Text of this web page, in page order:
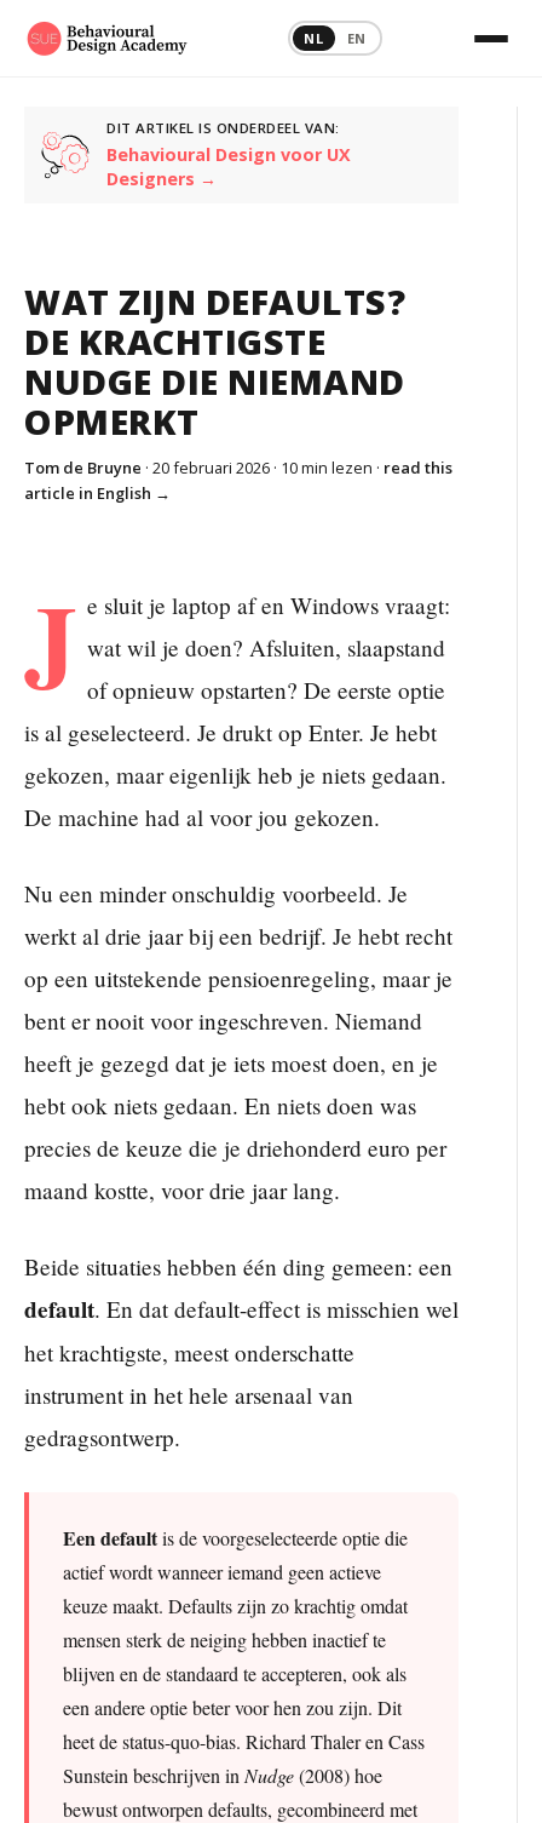
NL EN
DIT ARTIKEL IS ONDERDEEL VAN:
Behavioural Design voor UX
Designers →
WAT ZIJN DEFAULTS?
DE KRACHTIGSTE
NUDGE DIE NIEMAND
OPMERKT
Tom de Bruyne · 20 februari 2026 · 10 min lezen · read this
article in English →
J e sluit je laptop af en Windows vraagt:
wat wil je doen? Afsluiten, slaapstand
of opnieuw opstarten? De eerste optie
is al geselecteerd. Je drukt op Enter. Je hebt
gekozen, maar eigenlijk heb je niets gedaan.
De machine had al voor jou gekozen.
Nu een minder onschuldig voorbeeld. Je
werkt al drie jaar bij een bedrijf. Je hebt recht
op een uitstekende pensioenregeling, maar je
bent er nooit voor ingeschreven. Niemand
heeft je gezegd dat je iets moest doen, en je
hebt ook niets gedaan. En niets doen was
precies de keuze die je driehonderd euro per
maand kostte, voor drie jaar lang.
Beide situaties hebben één ding gemeen: een
default. En dat default-effect is misschien wel
het krachtigste, meest onderschatte
instrument in het hele arsenaal van
gedragsontwerp.
Een defaultis de voorgeselecteerde optie die
actief wordt wanneer iemand geen actieve
keuze maakt. Defaults zijn zo krachtig omdat
mensen sterk de neiging hebben inactief te
blijven en de standaard te accepteren, ook als
een andere optie beter voor hen zou zijn. Dit
heet de status-quo-bias. Richard Thaler en Cass
Sunstein beschrijven in Nudge(2008) hoe
bewust ontworpen defaults, gecombineerd met